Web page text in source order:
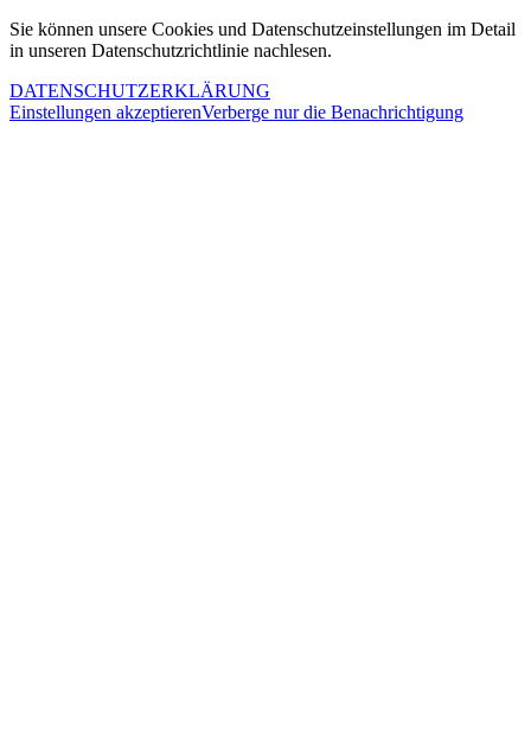
Sie können unsere Cookies und Datenschutzeinstellungen im Detail
in unseren Datenschutzrichtlinie nachlesen.
DATENSCHUTZERKLÄRUNG
Einstellungen akzeptierenVerberge nur die Benachrichtigung